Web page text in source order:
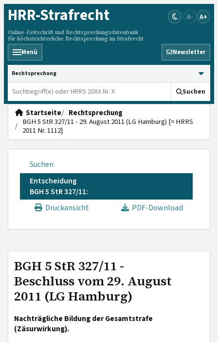
HRR-Strafrecht
Online-Zeitschrift und Rechtsprechungsdatenbank
für höchstrichterliche Rechtsprechung im Strafrecht
A- A+
Menü Newsletter
HRRS durchsuchen
Suchen
Startseite
Rechtsprechung
BGH 5 StR 327/11 - 29. August 2011 (LG Hamburg) [= HRRS
2011 Nr. 1112]
Suchen
Entscheidung
BGH 5 StR 327/11:
Druckansicht
PDF-Download
BGH 5 StR 327/11 -
Beschluss vom 29. August
2011 (LG Hamburg)
Nachträgliche Bildung der Gesamtstrafe
(Zäsurwirkung).